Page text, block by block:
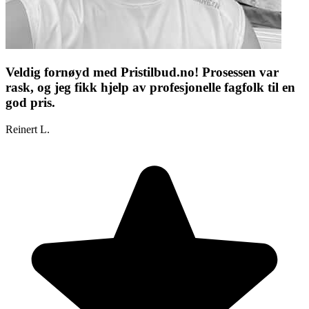
Veldig fornøyd med Pristilbud.no! Prosessen var
rask, og jeg fikk hjelp av profesjonelle fagfolk til en
god pris.
Reinert L.